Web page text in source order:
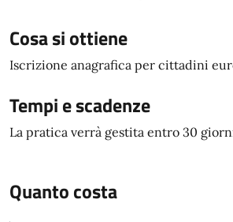
Cosa si ottiene
Iscrizione anagrafica per cittadini
Tempi e scadenze
La pratica verrà gestita entro 30
Quanto costa